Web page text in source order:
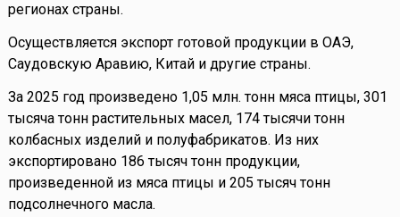
регионах страны.
Осуществляется экспорт готовой продукции в ОАЭ,
Саудовскую Аравию, Китай и другие страны.
За 2025 год произведено 1,05 млн. тонн мяса птицы, 301
тысяча тонн растительных масел, 174 тысячи тонн
колбасных изделий и полуфабрикатов. Из них
экспортировано 186 тысяч тонн продукции,
произведенной из мяса птицы и 205 тысяч тонн
подсолнечного масла.